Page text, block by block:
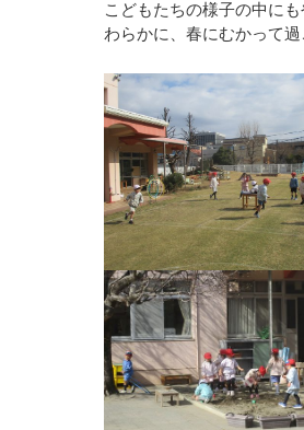
こどもたちの様子の中に
わらかに、春にむかって